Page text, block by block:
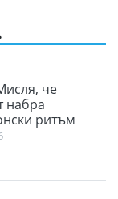
че
набра
ритъм